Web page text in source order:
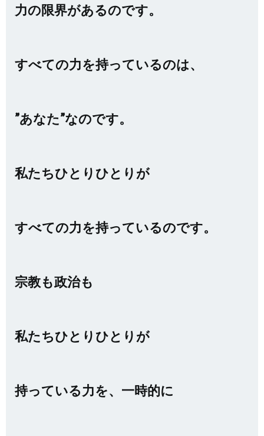
力の限界があるのです。
すべての力を持っているのは、
”あなた”なのです。
私たちひとりひとりが
すべての力を持っているのです。
宗教も政治も
私たちひとりひとりが
持っている力を、一時的に